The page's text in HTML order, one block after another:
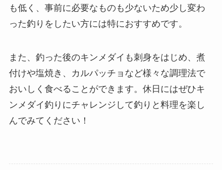
も低く、事前に必要なものも少ないため少し変わ
った釣りをしたい方には特におすすめです。
また、釣った後のキンメダイも刺身をはじめ、煮
付けや塩焼き、カルパッチョなど様々な調理法で
おいしく食べることができます。休日にはぜひキ
ンメダイ釣りにチャレンジして釣りと料理を楽し
んでみてください！